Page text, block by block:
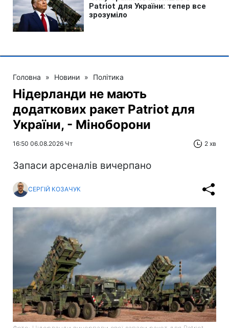
Головна » Новини » Політика
Нідерланди не мають
додаткових ракет Patriot для
України, - Міноборони
16:50 06.08.2026 Чт 2 хв
Запаси арсеналів вичерпано
СЕРГІЙ КОЗАЧУК